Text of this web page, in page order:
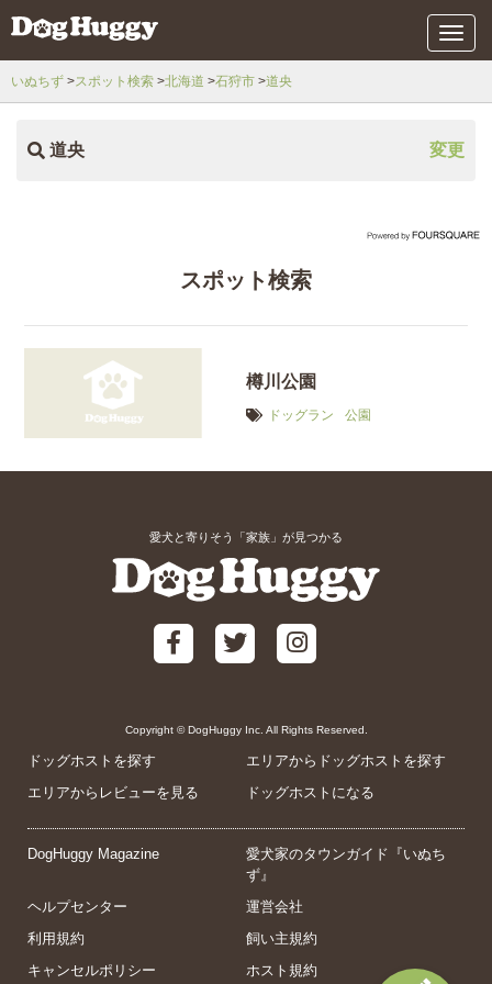
メ
ニ
いぬちず スポット検索 北海道 石狩市 道央
道央 変更
スポット検索
樽川公園
ドッグラン 公園
愛犬と寄りそう「家族」が見つかる
Copyright © DogHuggy Inc. All Rights Reserved.
ドッグホストを探す
エリアからドッグホストを探す
エリアからレビューを見る
ドッグホストになる
DogHuggy Magazine
愛犬家のタウンガイド『いぬち
ず』
ヘルプセンター
運営会社
利用規約
飼い主規約
キャンセルポリシー
ホスト規約